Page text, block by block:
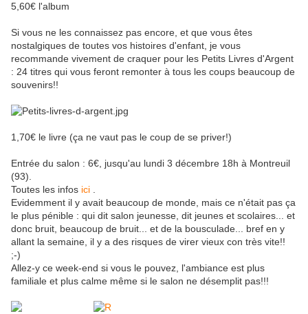
5,60€ l'album
Si vous ne les connaissez pas encore, et que vous êtes
nostalgiques de toutes vos histoires d'enfant, je vous
recommande vivement de craquer pour les Petits Livres d'Argent
: 24 titres qui vous feront remonter à tous les coups beaucoup de
souvenirs!!
1,70€ le livre (ça ne vaut pas le coup de se priver!)
Entrée du salon : 6€, jusqu'au lundi 3 décembre 18h à Montreuil
(93).
Toutes les infos ici
Evidemment il y avait beaucoup de monde, mais ce n'était pas ça
le plus pénible : qui dit salon jeunesse, dit jeunes et scolaires... et
donc bruit, beaucoup de bruit... et de la bousculade... bref en y
allant la semaine, il y a des risques de virer vieux con très vite!!
;-)
Allez-y ce week-end si vous le pouvez, l'ambiance est plus
familiale et plus calme même si le salon ne désemplit pas!!!